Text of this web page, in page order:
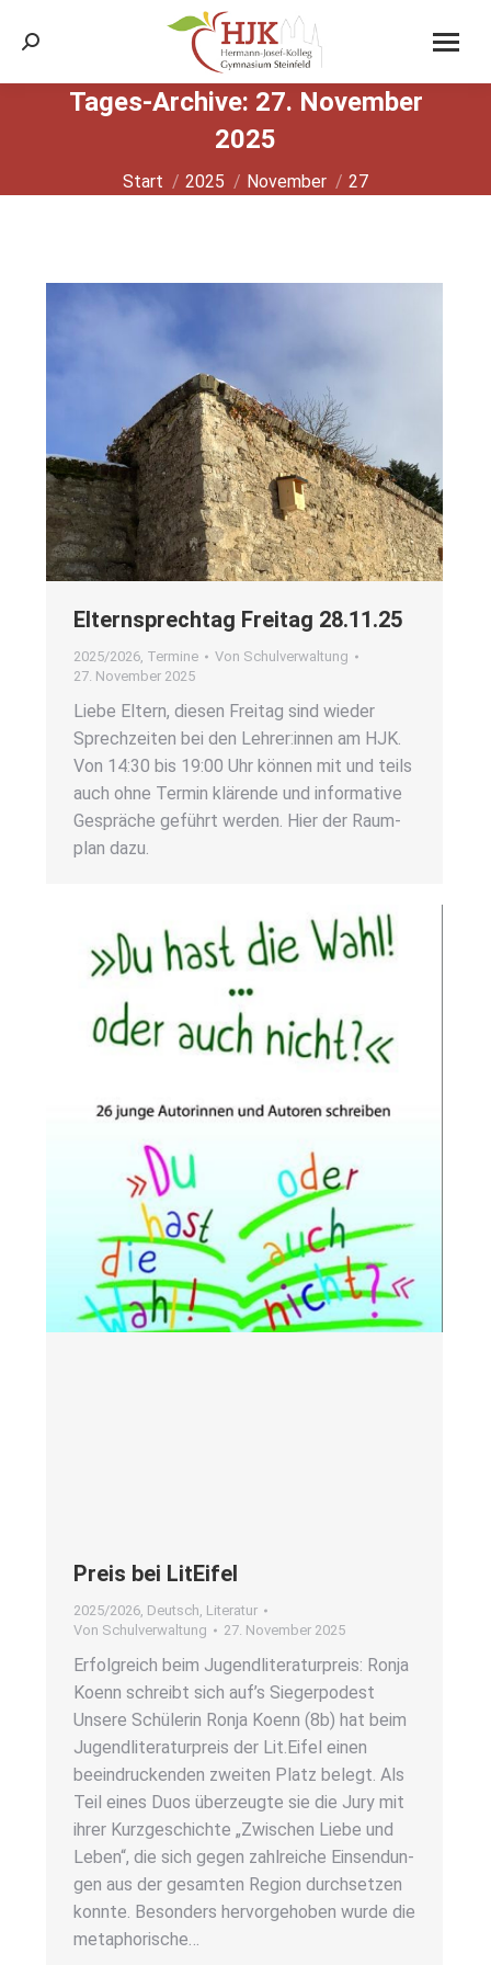
Search:
Tages-Archive: 27. November
2025
Sie befinden sich hier:
Start 2025 November 27
Eltern­sprech­tag Frei­tag 28.11.25
2025/2026 Termine Von Schulverwaltung
27. November 2025
Lie­be Eltern, die­sen Frei­tag sind wie­der
Sprech­zei­ten bei den Lehrer:innen am HJK.
Von 14:30 bis 19:00 Uhr kön­nen mit und teils
auch ohne Ter­min klä­ren­de und infor­ma­ti­ve
Gesprä­che geführt wer­den. Hier der Raum­
plan dazu.
Preis bei LitE­i­fel
2025/2026 Deutsch Literatur
Von Schulverwaltung 27. November 2025
Erfolg­reich beim Jugend­li­te­ra­tur­preis: Ron­ja
Koenn schreibt sich auf’s Sie­ger­po­dest
Unse­re Schü­le­rin Ron­ja Koenn (8b) hat beim
Jugend­li­te­ra­tur­preis der Lit.Eifel einen
beein­dru­cken­den zwei­ten Platz belegt. Als
Teil eines Duos über­zeug­te sie die Jury mit
ihrer Kurz­ge­schich­te „Zwi­schen Lie­be und
Leben“, die sich gegen zahl­rei­che Ein­sen­dun­
gen aus der gesam­ten Regi­on durch­set­zen
konn­te. Beson­ders her­vor­ge­ho­ben wur­de die
meta­pho­ri­sche…